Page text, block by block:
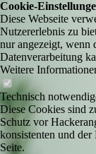
Cookie-
Diese Webseite
Nutzererlebnis zu
nur angezeigt, wenn
Datenverarbeitung
Weitere
Technisch
Diese Cookies sind
Schutz vor
konsistenten und der
Seite.